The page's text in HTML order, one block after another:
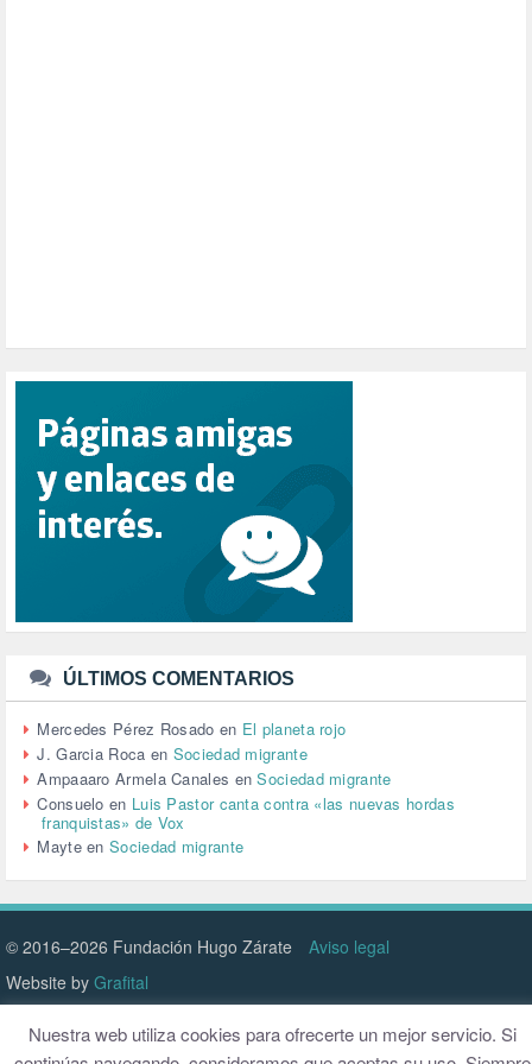
PUERTO DE VALENCIA (1)
RACISMO (1)
RELIGIÓN (114)
REPUBLICA (1)
SALUD (108)
SENSIBILIZACIÓN (576)
SINDICATOS (12)
TTIP (6)
URBANISMO (1)
URBANIZACIÓN (1)
VEJEZ (1)
VENEZUELA (3)
VENEZULA (1)
VIAJES (1)
VIOLENCIA (2)
VIOLENCIA DE GÉNERO (223)
VIVIENDA (9)
VOLODIMIR ZELENSKY (1)
ÚLTIMOS COMENTARIOS
Mercedes Pérez Rosado en El planeta rojo
J. Garcia Roca en Sociedad migrante
Ampaaaro Armela Canales enSociedad migrante
Consuelo en Luis Pastor canta contra «las nuevas hordas
franquistas» de Vox
MayteenSociedad migrante
© 2016–2026 Fundación Hugo Zárate
Aviso legal
Website by Grafital
Nuestra web utiliza cookies para ofrecerte un mejor servicio. Si